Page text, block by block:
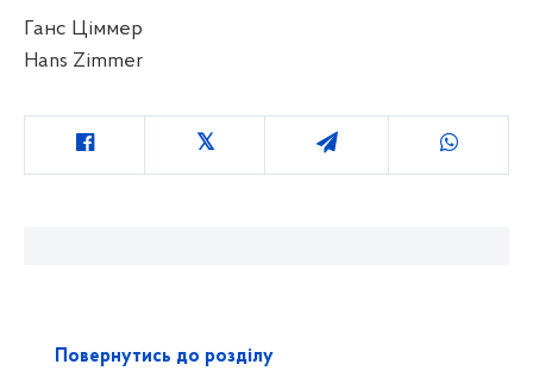
Ганс Ціммер
Hans Zimmer
Повернутись до розділу